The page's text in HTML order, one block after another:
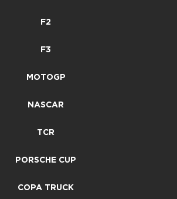
F2
F3
MOTOGP
NASCAR
TCR
PORSCHE CUP
COPA TRUCK